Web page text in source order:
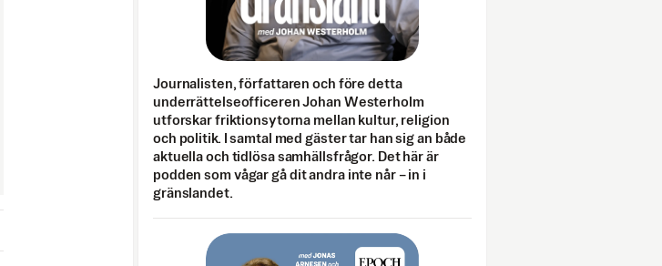
Journalisten, författaren och före detta
underrättelseofficeren Johan Westerholm
utforskar friktionsytorna mellan kultur, religion
och politik. I samtal med gäster tar han sig an både
aktuella och tidlösa samhällsfrågor. Det här är
podden som vågar gå dit andra inte når – in i
gränslandet.